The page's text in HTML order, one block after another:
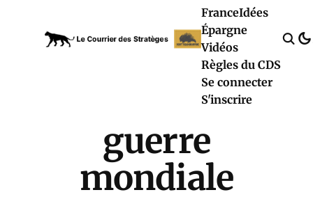
FranceIdées
Épargne
Vidéos
Règles du CDS
Se connecter
S'inscrire
guerre
mondiale